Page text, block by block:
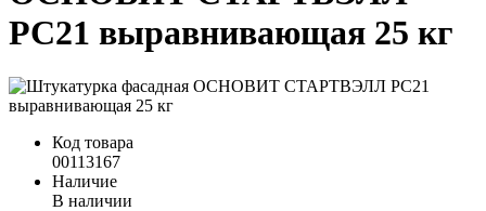
PC21 выравнивающая 25 кг
Код товара
00113167
Наличие
В наличии